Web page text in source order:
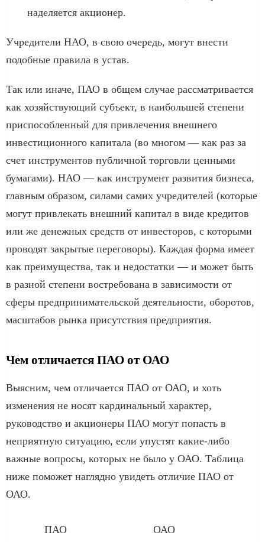
наделяется акционер.
Учредители НАО, в свою очередь, могут внести
подобные правила в устав.
Так или иначе, ПАО в общем случае рассматривается
как хозяйствующий субъект, в наибольшей степени
приспособленный для привлечения внешнего
инвестиционного капитала (во многом — как раз за
счет инструментов публичной торговли ценными
бумагами). НАО — как инструмент развития бизнеса,
главным образом, силами самих учредителей (которые
могут привлекать внешний капитал в виде кредитов
или же денежных средств от инвесторов, с которыми
проводят закрытые переговоры). Каждая форма имеет
как преимущества, так и недостатки — и может быть
в разной степени востребована в зависимости от
сферы предпринимательской деятельности, оборотов,
масштабов рынка присутствия предприятия.
Чем отличается ПАО от ОАО
Выясним, чем отличается ПАО от ОАО, и хоть
изменения не носят кардинальный характер,
руководство и акционеры ПАО могут попасть в
неприятную ситуацию, если упустят какие-либо
важные вопросы, которых не было у ОАО. Таблица
ниже поможет наглядно увидеть отличие ПАО от
ОАО.
ПАО ОАО